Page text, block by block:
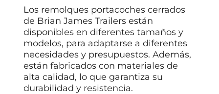
Los remolques portacoches cerrados
de Brian James Trailers están
disponibles en diferentes tamaños y
modelos, para adaptarse a diferentes
necesidades y presupuestos. Además,
están fabricados con materiales de
alta calidad, lo que garantiza su
durabilidad y resistencia.